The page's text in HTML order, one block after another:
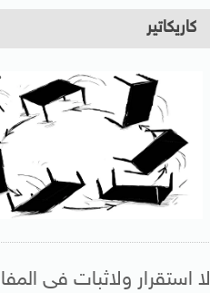
كاريكاتير
لا استقرار ولاثبات فى